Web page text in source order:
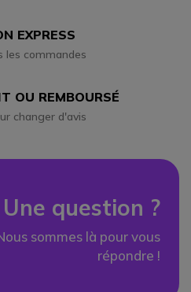
EXPRESS
les commandes
OU REMBOURSÉ
changer d'avis
Une question ?
sommes là pour vous
répondre !